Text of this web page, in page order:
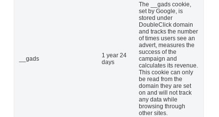
__gads
1 year 24
days
The __gads cookie,
set by Google, is
stored under
DoubleClick domain
and tracks the number
of times users see an
advert, measures the
success of the
campaign and
calculates its revenue.
This cookie can only
be read from the
domain they are set
on and will not track
any data while
browsing through
other sites.